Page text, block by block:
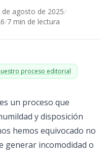
de agosto de 2025/
/7 min de lectura
proceso editorial
un proceso que
y disposición
hemos equivocado no
generar incomodidad o